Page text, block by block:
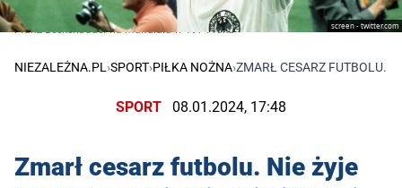
screen - twitter.com
Franz Beckenbauer na mundialu w 1974 roku
NIEZALEŻNA.PL ›SPORT›PIŁKA NOŻNA›ZMARŁ CESARZ FUTBOLU.
SPORT 08.01.2024, 17:48
Zmarł cesarz futbolu. Nie żyje